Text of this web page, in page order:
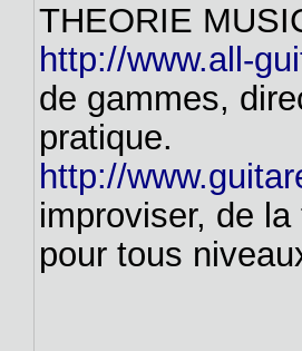
THEORIE
http://www.all-
de gammes,
pratique.
http://
improviser, de
pour tous